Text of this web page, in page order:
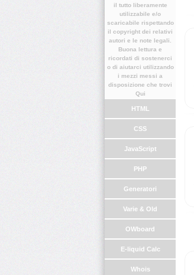
il tutto liberamente
utilizzabile e/o
scaricabile rispettando
il copyright dei relativi
autori e le note legali.
Buona lettura e
ricordati di sostenerci
o di aiutarci utilizzando
i mezzi messi a
disposizione che trovi
Qui
HTML
CSS
JavaScript
PHP
Generatori
Varie & Old
OWboard
E-liquid Calc
Whois